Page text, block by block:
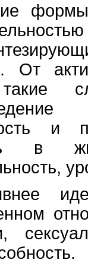
формы
От
такие
и
в